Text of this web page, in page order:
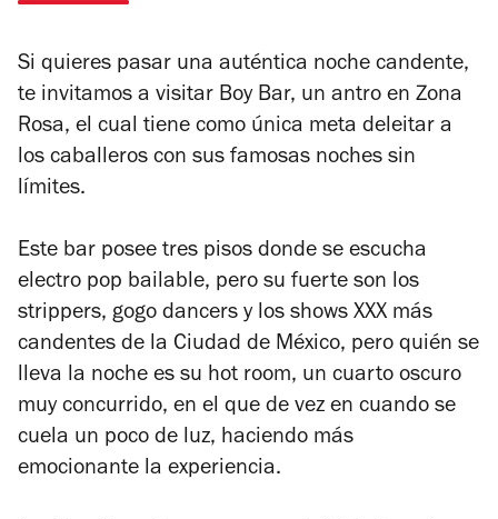
Si quieres pasar una auténtica noche candente,
te invitamos a visitar Boy Bar, un antro en Zona
Rosa, el cual tiene como única meta deleitar a
los caballeros con sus famosas noches sin
límites.
Este bar posee tres pisos donde se escucha
electro pop bailable, pero su fuerte son los
strippers, gogo dancers y los shows XXX más
candentes de la Ciudad de México, pero quién se
lleva la noche es su hot room, un cuarto oscuro
muy concurrido, en el que de vez en cuando se
cuela un poco de luz, haciendo más
emocionante la experiencia.